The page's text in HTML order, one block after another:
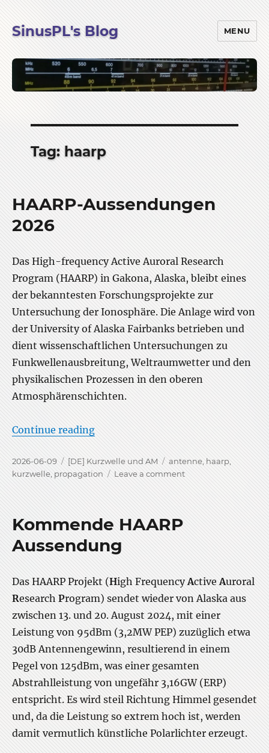
SinusPL's Blog MENU
Tag:haarp
HAARP-Aussendungen
2026
Das High-frequency Active Auroral Research
Program (HAARP) in Gakona, Alaska, bleibt eines
der bekanntesten Forschungsprojekte zur
Untersuchung der Ionosphäre. Die Anlage wird von
der University of Alaska Fairbanks betrieben und
dient wissenschaftlichen Untersuchungen zu
Funkwellenausbreitung, Weltraumwetter und den
physikalischen Prozessen in den oberen
Atmosphärenschichten.
Continue reading“HAARP-Aussendungen 2026”
Posted
on
2026-06-09 Categories
[DE] Kurzwelle und AM Tags
antenne haarp
kurzwelle, propagation Leave a commenton
HAARP-
Aussendungen
2026
Kommende HAARP
Aussendung
Das HAARP Projekt (High FrequencyActive Auroral
Research Program) sendet wieder von Alaska aus
zwischen 13. und 20. August 2024, mit einer
Leistung von 95dBm (3,2MW PEP) zuzüglich etwa
30dB Antennengewinn, resultierend in einem
Pegel von 125dBm, was einer gesamten
Abstrahlleistung von ungefähr 3,16GW (ERP)
entspricht. Es wird steil Richtung Himmel gesendet
und, da die Leistung so extrem hoch ist, werden
damit vermutlich künstliche Polarlichter erzeugt.